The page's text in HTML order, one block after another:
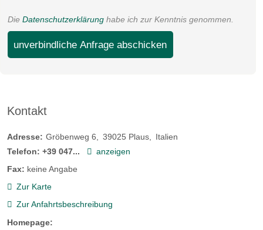
Die Datenschutzerklärung habe ich zur Kenntnis genommen.
unverbindliche Anfrage abschicken
Kontakt
Adresse: Gröbenweg 6 39025 Plaus
Italien
Telefon: +39 047...
anzeigen
Fax: keine Angabe
Zur Karte
Zur Anfahrtsbeschreibung
Homepage: